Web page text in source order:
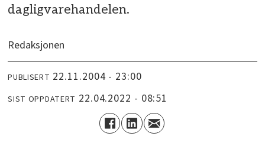
dagligvarehandelen.
Redaksjonen
PUBLISERT 22.11.2004 - 23:00
SIST OPPDATERT 22.04.2022 - 08:51